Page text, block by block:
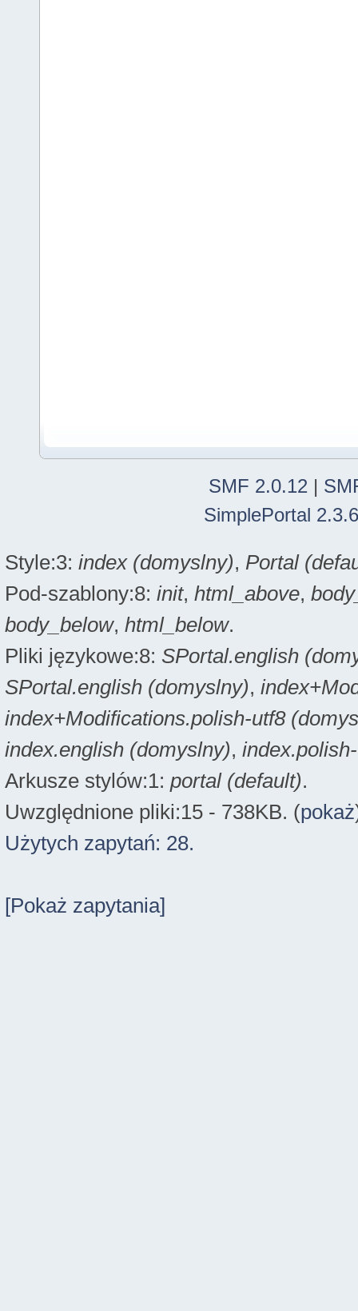
SMF 2.0.12 |
SimplePortal
Style:3: index (domyslny), Portal
Pod-szablony:8: init, html_above,
body_below, html_below.
Pliki językowe:8: SPortal.english
SPortal.english (domyslny),
index+Modifications.polish-utf8
index.english (domyslny),
Arkusze stylów:1: portal (default).
Uwzględnione pliki:15 - 738KB. (pokaż
Użytych zapytań: 28.
[Pokaż zapytania]